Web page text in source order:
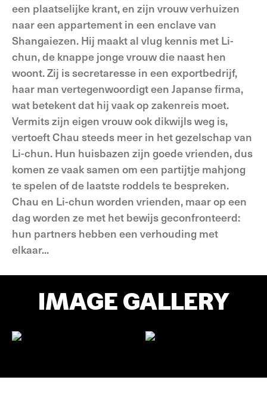
een plaatselijke krant, en zijn vrouw verhuizen
naar een appartement in een enclave van
Shangaiezen. Hij maakt al vlug kennis met Li-
chun, de knappe jonge vrouw die naast hen
woont. Zij is secretaresse in een exportbedrijf,
haar man vertegenwoordigt een Japanse firma,
wat betekent dat hij vaak op zakenreis moet.
Vermits zijn eigen vrouw ook dikwijls weg is,
vertoeft Chau steeds meer in het gezelschap van
Li-chun. Hun huisbazen zijn goede vrienden, dus
komen ze vaak samen om een partijtje mahjong
te spelen of de laatste roddels te bespreken.
Chau en Li-chun worden vrienden, maar op een
dag worden ze met het bewijs geconfronteerd:
hun partners hebben een verhouding met
elkaar...
IMAGE GALLERY